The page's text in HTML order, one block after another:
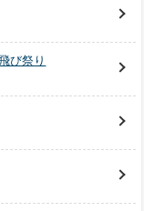
び祭り